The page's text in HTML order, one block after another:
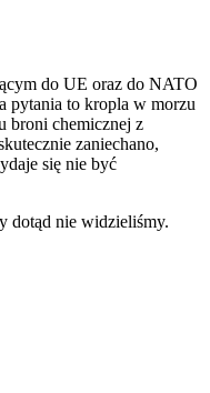
do UE oraz do NATO
pytania to kropla w morzu
broni chemicznej z
zaniechano,
się nie być
dotąd nie widzieliśmy.